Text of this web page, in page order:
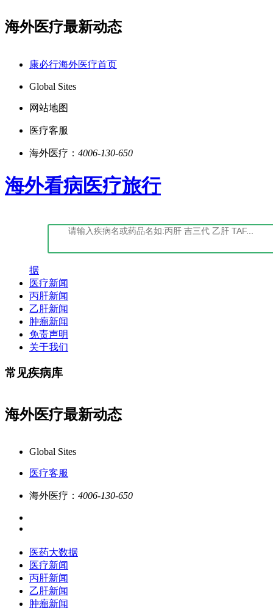
海外医疗最新动态
康必行海外医疗首页
Global Sites
网站地图
医疗客服
海外医疗： 4006-130-650
海外看病医疗旅行
据
医疗新闻
丙肝新闻
乙肝新闻
肿瘤新闻
免责声明
关于我们
常见疾病库
海外医疗最新动态
Global Sites
医疗客服
海外医疗： 4006-130-650
医药大数据
医疗新闻
丙肝新闻
乙肝新闻
肿瘤新闻